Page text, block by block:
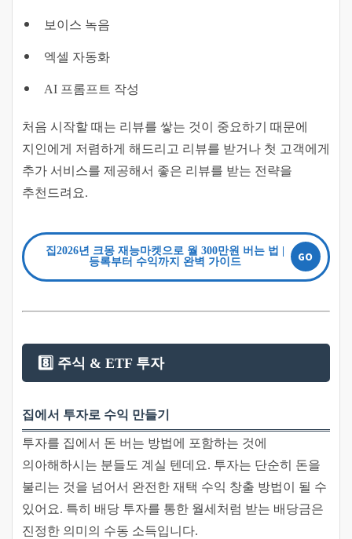
보이스 녹음
엑셀 자동화
AI 프롬프트 작성
처음 시작할 때는 리뷰를 쌓는 것이 중요하기 때문에
지인에게 저렴하게 해드리고 리뷰를 받거나 첫 고객에게
추가 서비스를 제공해서 좋은 리뷰를 받는 전략을
추천드려요.
집2026년 크몽 재능마켓으로 월 300만원 버는 법 |
등록부터 수익까지 완벽 가이드
8️⃣ 주식 & ETF 투자
집에서 투자로 수익 만들기
투자를 집에서 돈 버는 방법에 포함하는 것에
의아해하시는 분들도 계실 텐데요. 투자는 단순히 돈을
불리는 것을 넘어서 완전한 재택 수익 창출 방법이 될 수
있어요. 특히 배당 투자를 통한 월세처럼 받는 배당금은
진정한 의미의 수동 소득입니다.